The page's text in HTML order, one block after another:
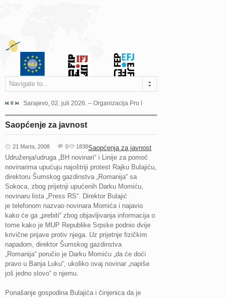
Navigate to...
Grada Sarajeva povodom Dana Sarajeva dugogodišnjoj...
Sarajevo, 02. juli 2026. – Organizacija Pro Educa juče je uspješno
Saopćenje za javnost
21 Marta, 2008 Saopćenja za javnost
0 1838
Udruženja/udruga „BH novinari“ i Linije za pomoć
novinarima upućuju najoštriji protest Rajku Bulajiću,
direktoru Šumskog gazdinstva „Romanija“ sa
Sokoca, zbog prijetnji upućenih Darku Momiću,
novinaru lista „Press RS“. Direktor Bulajić
je telefonom nazvao novinara Momića i najavio
kako će ga „prebiti“ zbog objavljivanja informacija o
tome kako je MUP Republike Srpske podnio dvije
krivične prijave protiv njega. Uz prijetnje fizičkim
napadom, direktor Šumskog gazdinstva
„Romanija“ poručio je Darku Momiću „da će doći
pravo u Banja Luku“, ukoliko ovaj novinar „napiše
još jedno slovo“ o njemu.
Ponašanje gospodina Bulajića i činjenica da je